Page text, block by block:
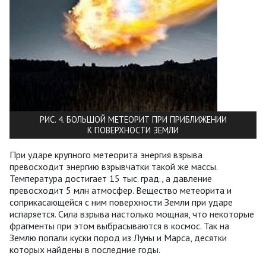
РИС. 4. БОЛЬШОЙ МЕТЕОРИТ ПРИ ПРИБЛИЖЕНИИ
К ПОВЕРХНОСТИ ЗЕМЛИ
При ударе крупного метеорита энергия взрыва
превосходит энергию взрывчатки такой же массы.
Температура достигает 15 тыс. град., а давление
превосходит 5 млн атмосфер. Вещество метеорита и
соприкасающейся с ним поверхности Земли при ударе
испаряется. Сила взрыва настолько мощная, что некоторые
фрагменты при этом выбрасываются в космос. Так на
Землю попали куски пород из Луны и Марса, десятки
которых найдены в последние годы.